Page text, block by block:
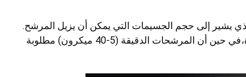
يشير إلى حجم الجسيمات التي يمكن أن يزيل المرشح.
المرشحات الخام (40-300 ميكرون) مناسبة للجزيئات الكبيرة،في حين أن المرشحات الدقيقة (5-40 ميكرون) مطلوبة